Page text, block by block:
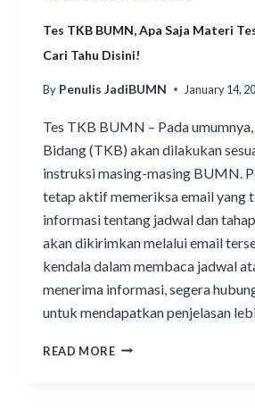
Tes TKB BUMN, Apa Saja Materi
Cari Tahu Disini!
By Penulis JadiBUMN January 14,
Tes TKB BUMN – Pada
Bidang (TKB) akan dilakukan
instruksi masing-masing BUMN.
tetap aktif memeriksa email yang
informasi tentang jadwal dan
akan dikirimkan melalui email
kendala dalam membaca jadwal
menerima informasi, segera
untuk mendapatkan penjelasan
READ MORE